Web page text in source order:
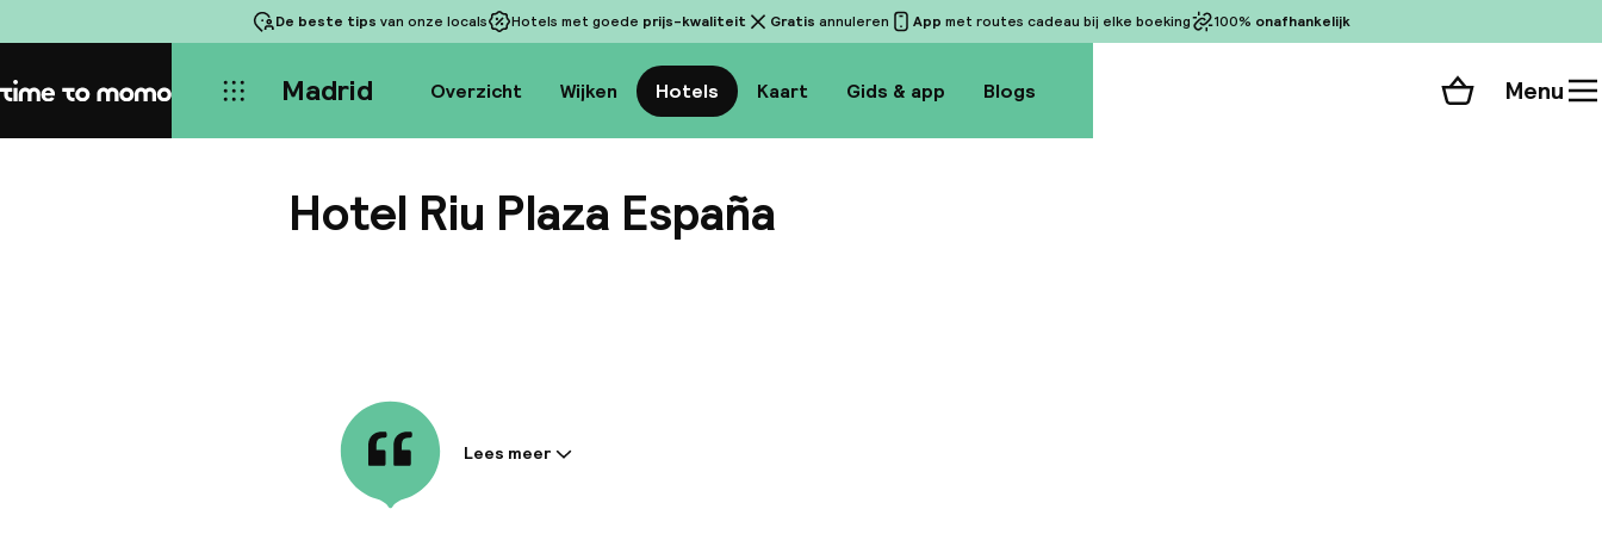
De beste tips van onze locals Hotels met goede prijs-kwaliteit Gratis annuleren App met routes cadeau bij elke boeking 100% onafhankelijk
Home Madrid Overzicht Wijken Hotels Kaart Gids & app Blogs Winkelmand
Menu
Hotel Riu Plaza España
Informatie gedeeld door de accommodatie:
Lees meer